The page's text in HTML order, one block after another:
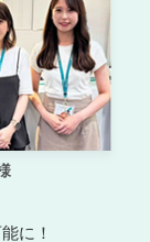
に！